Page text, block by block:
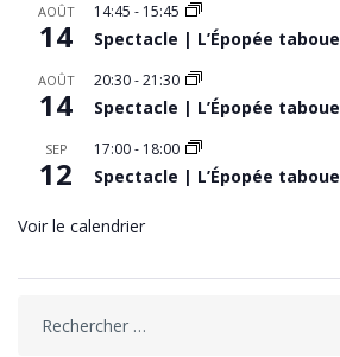
AOÛT
14
14:45 - 15:45
Spectacle | L’Épopée taboue
AOÛT
14
20:30-21:30
Spectacle | L’Épopée taboue
SEP
12
17:00- 18:00
Spectacle | L’Épopée taboue
Voir le calendrier